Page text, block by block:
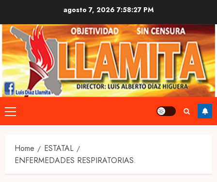
content
agosto 7, 2026 7:58:28 PM
Primary
Menu
Home
ESTATAL
ENFERMEDADES RESPIRATORIAS.